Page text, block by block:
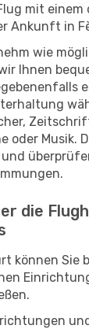
mit einem
Ankunft in
wie
Ihnen
oder Musik.
die
können Sie